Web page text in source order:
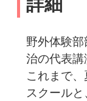
野外体験
治の代表講
これまで
スクール